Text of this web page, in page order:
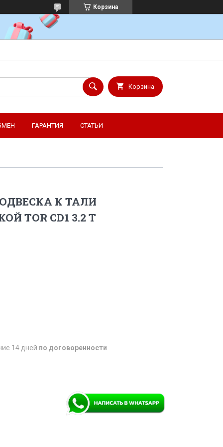
Корзина
Корзина
ГАРАНТИЯ СТАТЬИ
К ТАЛИ
TOR CD1 3.2 T
14 дней по договоренности